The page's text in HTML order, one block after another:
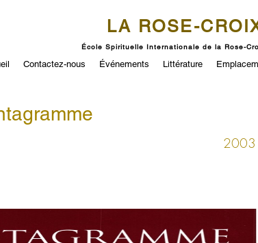
LA ROSE-
École Spirituelle Internationale de la Rose-
Contactez-nous Événements Littérature
2003